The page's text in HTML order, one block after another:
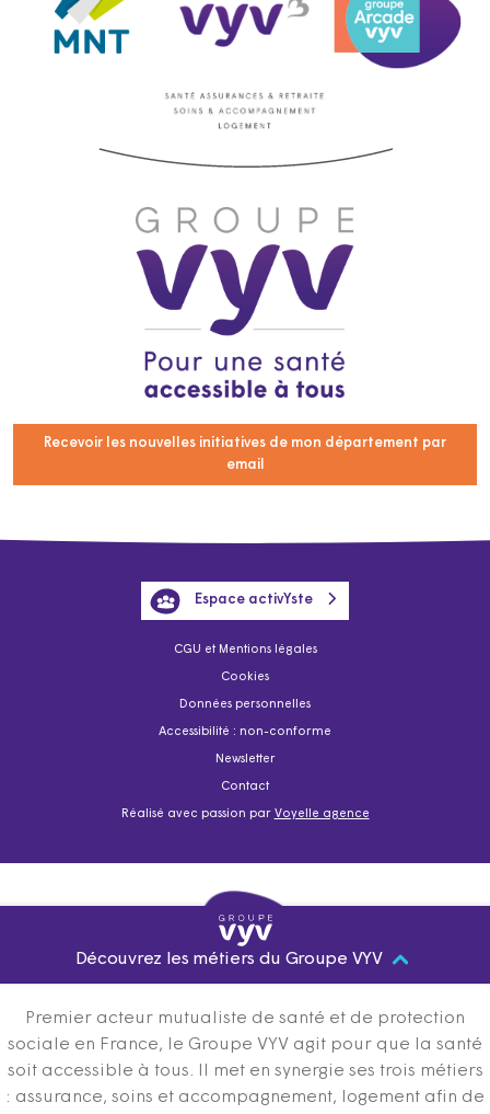
Recevoir les nouvelles initiatives de mon département par
email
CGU et Mentions légales
Cookies
Données personnelles
Accessibilité : non-conforme
Newsletter
Contact
Réalisé avec passion par Voyelle agence
Espace activYste
Découvrez les métiers du Groupe VYV
Premier acteur mutualiste de santé et de protection
sociale en France, le Groupe VYV agit pour que la santé
soit accessible à tous. Il met en synergie ses trois métiers
: assurance, soins et accompagnement, logement afin de